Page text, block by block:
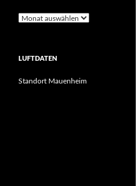
Archiv
LUFTDATEN
Standort Mauenheim